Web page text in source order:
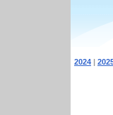
2024 |